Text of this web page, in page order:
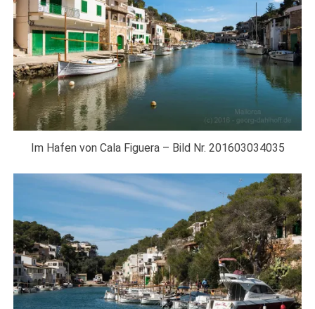
Im Hafen von Cala Figuera – Bild Nr. 201603034035